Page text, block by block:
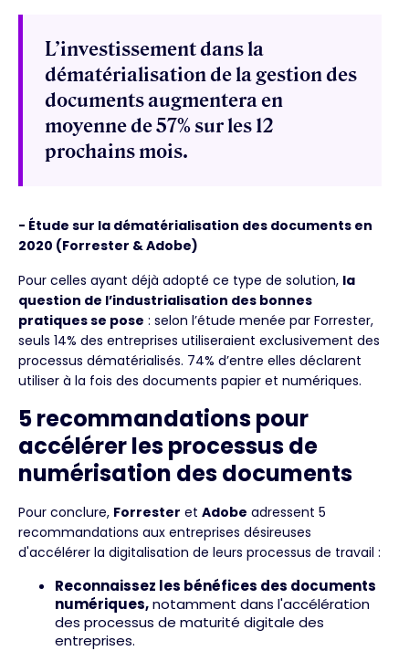
L’investissement dans la
dématérialisation de la gestion des
documents augmentera en
moyenne de 57% sur les 12
prochains mois.
- Étude sur la dématérialisation des documents en
2020 (Forrester & Adobe)
Pour celles ayant déjà adopté ce type de solution, la
question de l’industrialisation des bonnes
pratiques se pose : selon l’étude menée par Forrester,
seuls 14% des entreprises utiliseraient exclusivement des
processus dématérialisés. 74% d’entre elles déclarent
utiliser à la fois des documents papier et numériques.
5 recommandations pour
accélérer les processus de
numérisation des documents
Pour conclure, Forrester et Adobe adressent 5
recommandations aux entreprises désireuses
d'accélérer la digitalisation de leurs processus de travail :
Reconnaissez les bénéfices des documents
numériques,notamment dans l'accélération
des processus de maturité digitale des
entreprises.